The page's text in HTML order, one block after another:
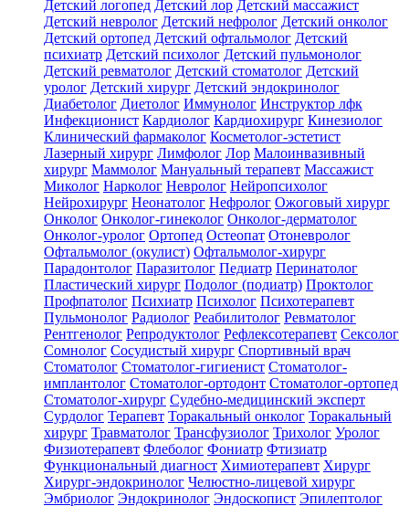
Детский логопед Детский лор Детский массажист
Детский невролог Детский нефролог Детский онколог
Детский ортопед Детский офтальмолог Детский
психиатр Детский психолог Детский пульмонолог
Детский ревматолог Детский стоматолог Детский
уролог Детский хирург Детский эндокринолог
Диабетолог Диетолог Иммунолог Инструктор лфк
Инфекционист Кардиолог Кардиохирург Кинезиолог
Клинический фармаколог Косметолог-эстетист
Лазерный хирург Лимфолог Лор Малоинвазивный
хирург Маммолог Мануальный терапевт Массажист
Миколог Нарколог Невролог Нейропсихолог
Нейрохирург Неонатолог Нефролог Ожоговый хирург
Онколог Онколог-гинеколог Онколог-дерматолог
Онколог-уролог Ортопед Остеопат Отоневролог
Офтальмолог (окулист) Офтальмолог-хирург
Парадонтолог Паразитолог Педиатр Перинатолог
Пластический хирург Подолог (подиатр) Проктолог
Профпатолог Психиатр Психолог Психотерапевт
Пульмонолог Радиолог Реабилитолог Ревматолог
Рентгенолог Репродуктолог Рефлексотерапевт Сексолог
Сомнолог Сосудистый хирург Спортивный врач
Стоматолог Стоматолог-гигиенист Стоматолог-
имплантолог Стоматолог-ортодонт Стоматолог-ортопед
Стоматолог-хирург Судебно-медицинский эксперт
Сурдолог Терапевт Торакальный онколог Торакальный
хирург Травматолог Трансфузиолог Трихолог Уролог
Физиотерапевт Флеболог Фониатр Фтизиатр
Функциональный диагност Химиотерапевт Хирург
Хирург-эндокринолог Челюстно-лицевой хирург
Эмбриолог Эндокринолог Эндоскопист Эпилептолог